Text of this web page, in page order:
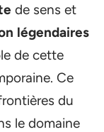
de sens et
légendaires
de cette
Ce
du
le domaine